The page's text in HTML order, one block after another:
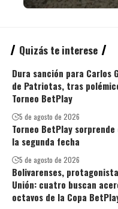
Quizás te interese
Dura sanción para Carlos
de Patriotas, tras
Torneo BetPlay
5 de agosto de 2026
Torneo BetPlay
la segunda fecha
5 de agosto de 2026
Bolivarenses,
Unión: cuatro buscan
octavos de la Copa